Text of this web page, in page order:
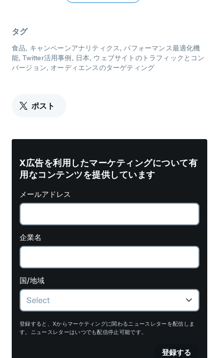
タグ
食品 キャンペーンアナリティクス パフォーマンス最適化機
能 Twitter活用事例 日本 ウェブサイトのトラフィックとコン
バージョン オーディエンスのターゲティング
ポスト
X広告を利用したマーケティングについて有
用なコンテンツを提供しています
メールアドレス
企業名
国/地域
登録すると、Xからマーケティングに関わるニュースレターを配信しま
す。ニュースレターはいつでも配信停止可能です。
登録する